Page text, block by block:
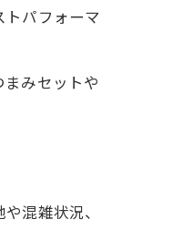
パフォーマ
みセットや
混雑状況、